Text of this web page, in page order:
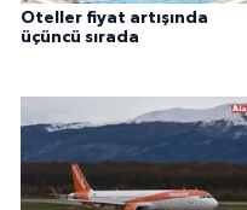
Oteller fiyat artışında
üçüncü sırada